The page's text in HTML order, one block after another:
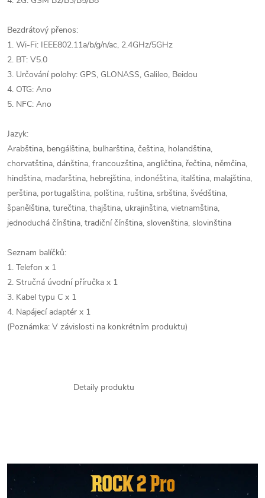
Bezdrátový přenos:
1. Wi-Fi: IEEE802.11a/b/g/n/ac, 2.4GHz/5GHz
2. BT: V5.0
3. Určování polohy: GPS, GLONASS, Galileo, Beidou
4. OTG: Ano
5. NFC: Ano
Jazyk:
Arabština, bengálština, bulharština, čeština, holandština,
chorvatština, dánština, francouzština, angličtina, řečtina, němčina,
hindština, maďarština, hebrejština, indonéština, italština, malajština,
perština, portugalština, polština, ruština, srbština, švédština,
španělština, turečtina, thajština, ukrajinština, vietnamština,
jednoduchá čínština, tradiční čínština, slovenština, slovinština
Seznam balíčků:
1. Telefon x 1
2. Stručná úvodní příručka x 1
3. Kabel typu C x 1
4. Napájecí adaptér x 1
(Poznámka: V závislosti na konkrétním produktu)
Detaily produktu